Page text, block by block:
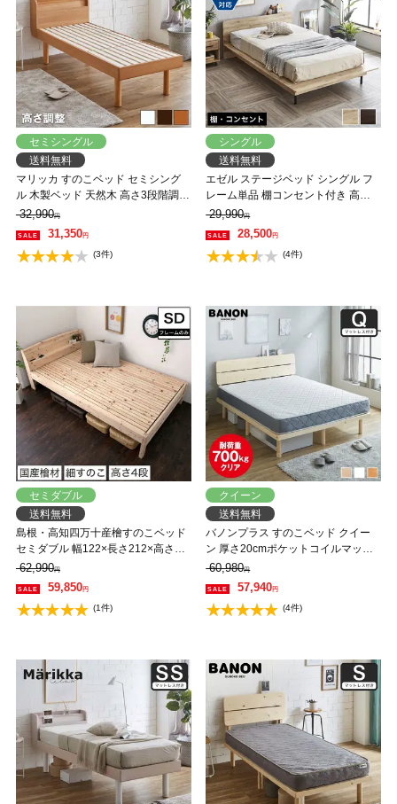
セミシングル
送料無料
マリッカ すのこベッド セミシング
ル 木製ベッド 天然木 高さ3段階調節
棚・コンセント付き ナチュラル ホ
ワイト ブラウン 北欧調 【フレーム
のみ】 【大型家具配送】
32,990円
31,350円
(3件)
シングル
送料無料
エゼル ステージベッド シングル フ
レーム単品 棚コンセント付き 高さ
２段階調整 すのこベッド ステージ
ベッド 脚付きベッド 【大型家具配
送】
29,990円
28,500円
(4件)
セミダブル
送料無料
島根・高知四万十産檜すのこベッド
セミダブル 幅122×長さ212×高さ
71cm 国産 ひのき 宮付き コンセン
ト2口付き 高さ4段階調節 木製
62,990円
59,850円
(1件)
クイーン
送料無料
バノンプラス すのこベッド クイー
ン 厚さ20cmポケットコイルマット
レスセット 木製 耐荷重350kg 組立
簡単 棚付き コンセント 高さ4段階
【大型家具配送】
60,980円
57,940円
(4件)